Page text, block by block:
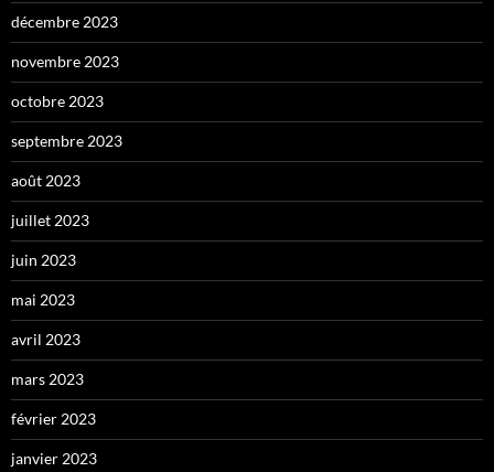
décembre 2023
novembre 2023
octobre 2023
septembre 2023
août 2023
juillet 2023
juin 2023
mai 2023
avril 2023
mars 2023
février 2023
janvier 2023